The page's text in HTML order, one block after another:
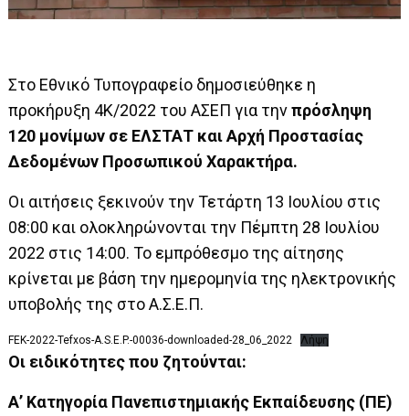
Στο Εθνικό Τυπογραφείο δημοσιεύθηκε η
προκήρυξη 4Κ/2022 του ΑΣΕΠ για τηνπρόσληψη
120 μονίμων σε ΕΛΣΤΑΤ και Αρχή Προστασίας
Δεδομένων Προσωπικού Χαρακτήρα.
Οι αιτήσεις ξεκινούν την Τετάρτη 13 Ιουλίου στις
08:00 και ολοκληρώνονται την Πέμπτη 28 Ιουλίου
2022 στις 14:00. Το εμπρόθεσμο της αίτησης
κρίνεται με βάση την ημερομηνία της ηλεκτρονικής
υποβολής της στο Α.Σ.Ε.Π.
FEK-2022-Tefxos-A.S.E.P.-00036-downloaded-28_06_2022 Λήψη
Οι ειδικότητες που ζητούνται:
Α’ Κατηγορία Πανεπιστημιακής Εκπαίδευσης (ΠΕ)